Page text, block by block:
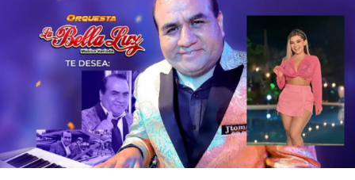
PáginaPágina
Página
Página
Página